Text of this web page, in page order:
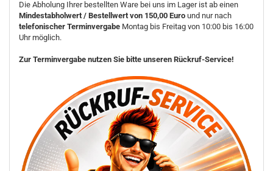
Die Abholung Ihrer bestellten Ware bei uns im Lager ist ab einen
Mindestabholwert / Bestellwert von 150,00 Euro und nur nach
telefonischer Terminvergabe Montag bis Freitag von 10:00 bis 16:00
Uhr möglich.
Zur Terminvergabe nutzen Sie bitte unseren Rückruf-Service!